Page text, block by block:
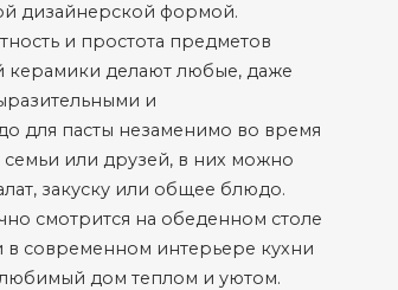
дизайнерской формой.
и простота предметов
керамики делают любые, даже
и
для пасты незаменимо во время
или друзей, в них можно
закуску или общее блюдо.
смотрится на обеденном столе
в современном интерьере кухни
дом теплом и уютом.